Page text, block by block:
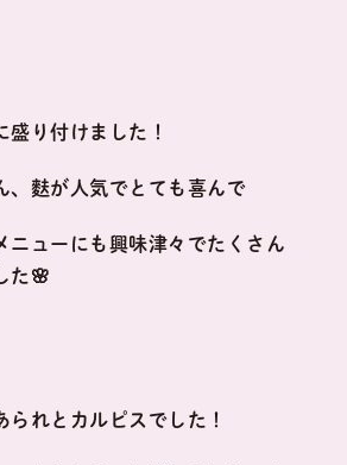
盛り付けました！
、麩が人気でとても喜んで
ニューにも興味津々でたくさん
た🌸
られとカルピスでした！